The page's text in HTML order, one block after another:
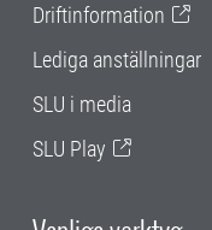
Driftinformation
Lediga anställningar
SLU i media
SLU Play